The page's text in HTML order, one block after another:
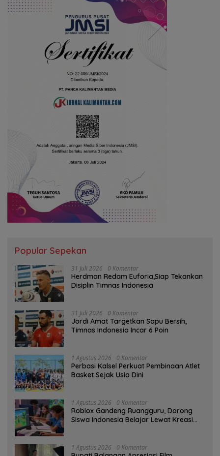
Popular Sepekan
31 Juli 2026 0 Komentar
Herdman Redam Euforia,Siap Tekankan
Disiplin Timnas Indonesia
31 Juli 2026 0 Komentar
Jordi Amat Targetkan Sapu Bersih,
Timnas Indonesia Incar 6 Poin
1 Agustus 2026 0 Komentar
Perbasi Kalsel Perkuat Pembinaan Atlet
Basket Sejak Usia Dini
1 Agustus 2026 0 Komentar
Roblox Gandeng Ruangguru, Dorong
Siswa Indonesia Belajar Lewat Kreasi
1 Agustus 2026 0 Komentar